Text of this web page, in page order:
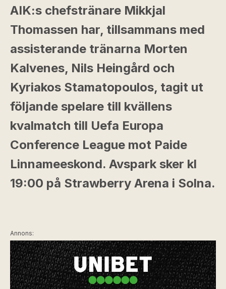
AIK:s chefstränare Mikkjal
Thomassen har, tillsammans med
assisterande tränarna Morten
Kalvenes, Nils Heingård och
Kyriakos Stamatopoulos, tagit ut
följande spelare till kvällens
kvalmatch till Uefa Europa
Conference League mot Paide
Linnameeskond. Avspark sker kl
19:00 på Strawberry Arena i Solna.
Annons: